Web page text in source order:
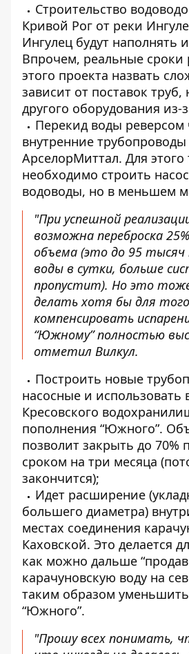
Строительство
Кривой Рог от реки
Ингулец будут наполнять
Впрочем, реальные сроки
этого проекта назвать
зависит от поставок труб,
другого оборудования из-
Перекид воды реверсом
внутренние трубопроводы
АрселорМиттал. Для этого
необходимо строить
водоводы, но в меньшем
"При успешной
возможна переброска
объема (это до 95 тысяч
воды в сутки, больше
пропустит). Но это
делать хотя бы для
компенсировать
“Южному” полностью
отметил Вилкул.
Построить новые
насосные и использовать
Кресовского
пополнения “Южного”.
позволит закрыть до 70%
сроком на три месяца
закончится);
Идет расширение
большего диаметра)
местах соединения
Каховской. Это делается
как можно дальше
карачуновскую воду на
таким образом
“Южного”.
"Прошу всех понимать,